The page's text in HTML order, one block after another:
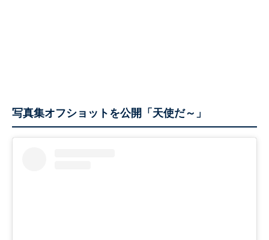
写真集オフショットを公開「天使だ～」